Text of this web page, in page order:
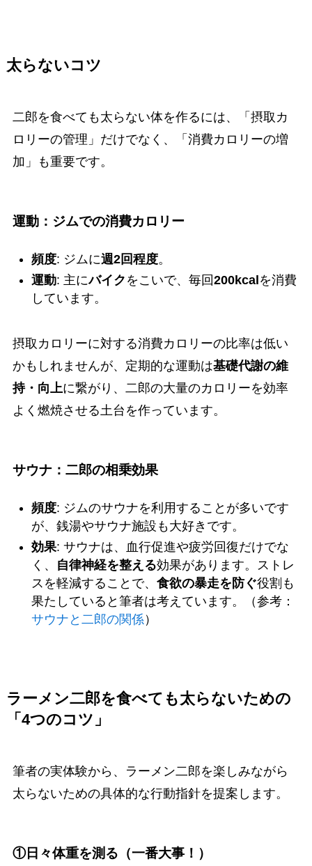
太らないコツ
二郎を食べても太らない体を作るには、「摂取カ
ロリーの管理」だけでなく、「消費カロリーの増
加」も重要です。
運動：ジムでの消費カロリー
頻度: ジムに週2回程度。
運動: 主にバイク をこいで、毎回200kcal を消費
しています。
摂取カロリーに対する消費カロリーの比率は低い
かもしれませんが、定期的な運動は基礎代謝の維
持・向上に繋がり、二郎の大量のカロリーを効率
よく燃焼させる土台を作っています。
サウナ：二郎の相乗効果
頻度: ジムのサウナを利用することが多いです
が、銭湯やサウナ施設も大好きです。
効果: サウナは、血行促進や疲労回復だけでな
く、
自律神経を整える効果があります。ストレ
スを軽減することで、 食欲の暴走を防ぐ役割も
果たしていると筆者は考えています。（参考：
サウナと二郎の関係 ）
ラーメン二郎を食べても太らないための
「4つのコツ」
筆者の実体験から、ラーメン二郎を楽しみながら
太らないための具体的な行動指針を提案します。
①日々体重を測る（一番大事！）